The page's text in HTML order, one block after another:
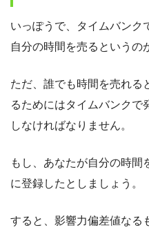
いっぽうで、タイムバンク
自分の時間を売るというの
ただ、誰でも時間を売れる
るためにはタイムバンクで
しなければなりません。
もし、あなたが自分の時間
に登録したとしましょう。
すると、影響力偏差値なる